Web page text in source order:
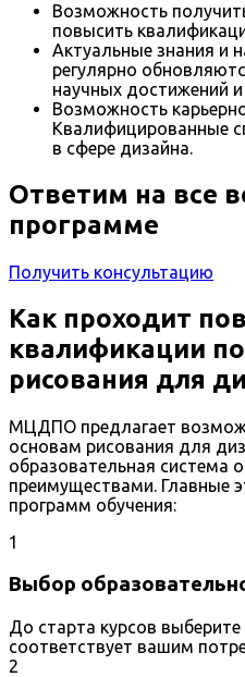
Возможность
повысить
Актуальные знания и
регулярно
научных достижений
Возможность
Квалифицированные
в сфере дизайна.
Ответим на все
программе
Получить консультацию
Как проходит
квалификации
рисования для
МЦДПО предлагает
основам рисования для
образовательная система
преимуществами. Главные
программ обучения:
1
Выбор
До старта курсов
соответствует вашим
2